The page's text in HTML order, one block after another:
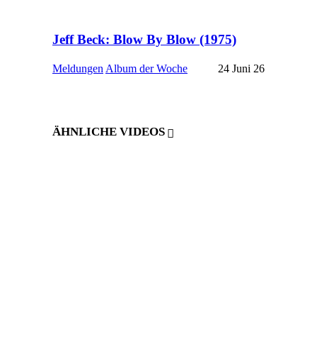
Jeff Beck: Blow By Blow (1975)
Meldungen Album der Woche 24 Juni 26
ÄHNLICHE VIDEOS